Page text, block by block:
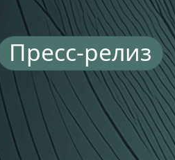
Пресс-релиз